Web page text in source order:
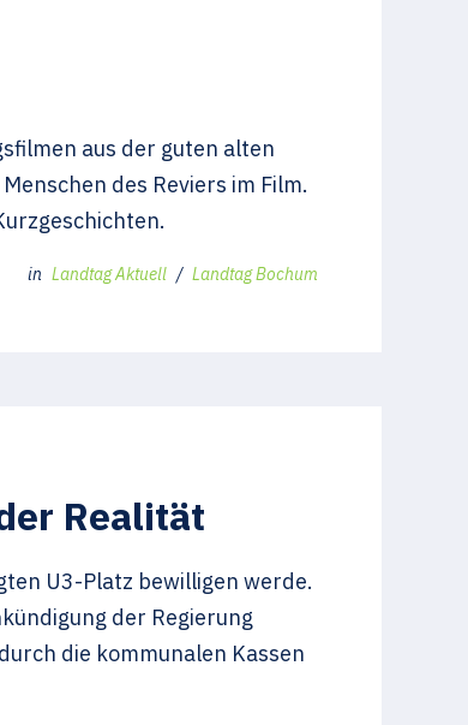
aus der guten alten
des Reviers im Film.
in Landtag Aktuell / Landtag Bochum
Realität
U3-Platz bewilligen werde.
der Regierung
die kommunalen Kassen